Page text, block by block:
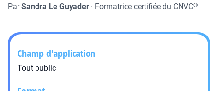
ParSandra Le Guyader · Formatrice certifiée du CNVC®
Champ d'application
Tout public